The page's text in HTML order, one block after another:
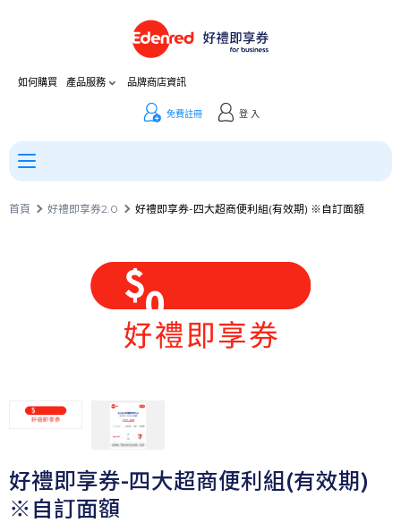
如何購買 產品服務 品牌商店資訊
免費註冊 登 入
首頁 好禮即享券2.0 好禮即享券-四大超商便利組(有效期) ※自訂面額
0
好禮即享券-四大超商便利組(有效期)
※自訂面額